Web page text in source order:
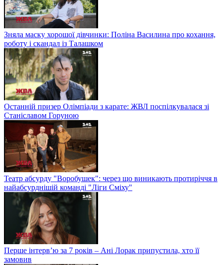
Зняла маску хорошої дівчинки: Поліна Василина про кохання,
роботу і скандал із Талашком
Останній призер Олімпіади з карате: ЖВЛ поспілкувалася зі
Станіславом Горуною
Театр абсурду "Воробушек": через що виникають протиріччя в
найабсурднішій команді "Ліги Сміху"
Перше інтерв’ю за 7 років – Ані Лорак припустила, хто її
замовив